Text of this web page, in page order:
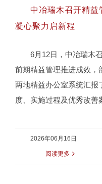
中冶瑞木召开
促提升
中冶瑞木召开精益
凝心聚力启新程
6月12日，中冶瑞木
前期精益管理推进成效，
两地精益办公室系统汇报
度、实施过程及优秀改善
2026年06月16日
阅读更多